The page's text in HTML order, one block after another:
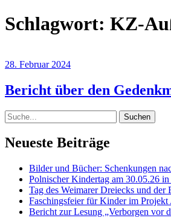
Schlagwort: KZ-
28. Februar 2024
Bericht über den
Suche
Neueste Beiträge
Bilder und Bücher: Schenkungen
Polnischer Kindertag am 30.05.26
Tag des Weimarer Dreiecks und
Faschingsfeier für Kinder im Projekt
Bericht zur Lesung „Verborgen vor